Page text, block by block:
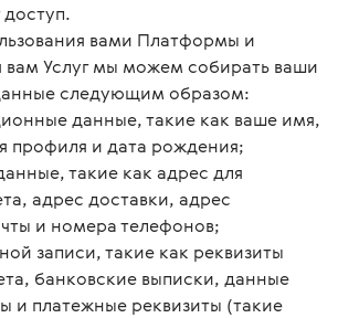
вами Платформы и
вам Услуг мы можем собирать ваши
следующим образом:
данные, такие как ваше имя,
профиля и дата рождения;
такие как адрес для
адрес доставки, адрес
и номера телефонов;
записи, такие как реквизиты
банковские выписки, данные
и платежные реквизиты (такие